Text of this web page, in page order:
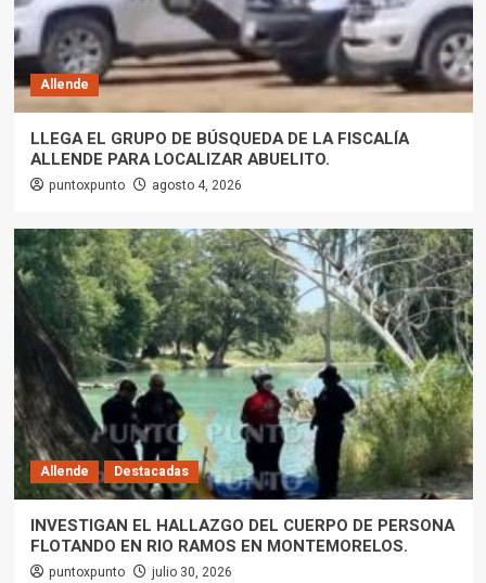
Allende
LLEGA EL GRUPO DE BÚSQUEDA DE LA FISCALÍA
ALLENDE PARA LOCALIZAR ABUELITO.
puntoxpunto agosto 4, 2026
Allende Destacadas
INVESTIGAN EL HALLAZGO DEL CUERPO DE PERSONA
FLOTANDO EN RIO RAMOS EN MONTEMORELOS.
puntoxpunto julio 30, 2026